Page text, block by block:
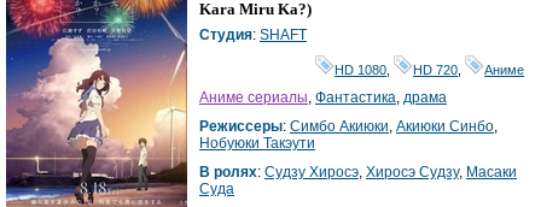
Kara Miru Ka?)
Студия: SHAFT
HD 1080 HD 720 Аниме
Аниме сериалы, Фантастика, драма
Режиссеры: Симбо Акиюки, Акиюки Синбо,
Нобуюки Такэути
В ролях: Судзу Хиросэ, Хиросэ Судзу, Масаки
Суда